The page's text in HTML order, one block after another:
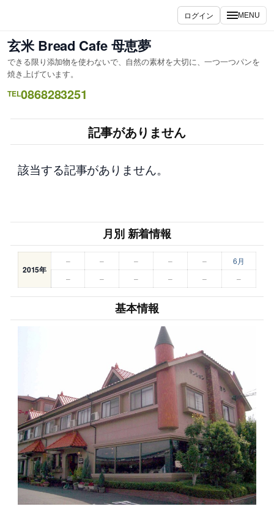
を
ス
キ
ッ
プ
ログイン MENU
玄米 Bread Cafe 母恵夢
できる限り添加物を使わないで、自然の素材を大切に、一つ一つパンを
焼き上げています。
TEL0868283251
記事がありません
該当する記事がありません。
月別 新着情報
2015年
– – – – –
6月
–
– – – – –
基本情報